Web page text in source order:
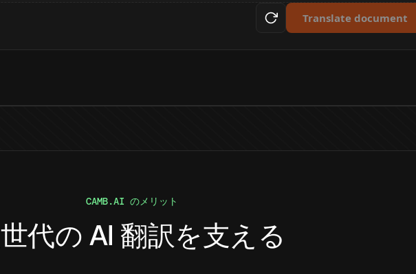
Translate document
CAMB.AI のメリット
代の AI 翻訳を支える